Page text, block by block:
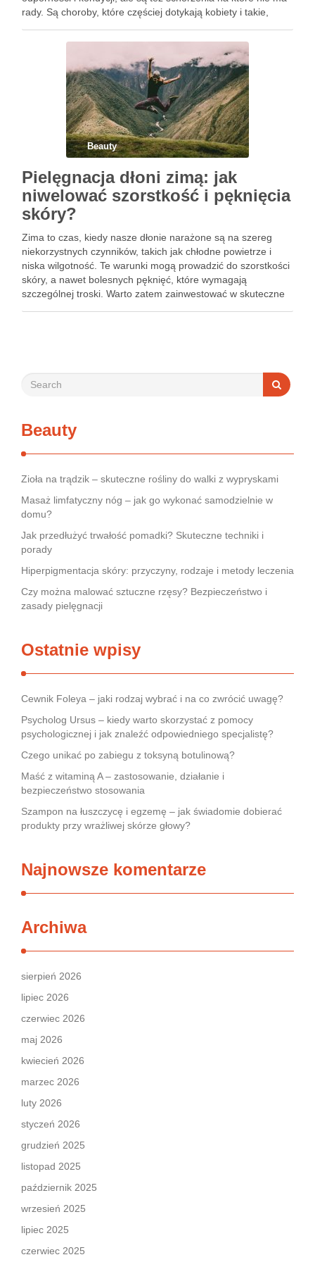
rady. Są choroby, które częściej dotykają kobiety i takie,
kobiet bardzo …
Beauty
Pielęgnacja dłoni zimą: jak
niwelować szorstkość i pęknięcia
skóry?
Zima to czas, kiedy nasze dłonie narażone są na szereg
niekorzystnych czynników, takich jak chłodne powietrze i
niska wilgotność. Te warunki mogą prowadzić do szorstkości
skóry, a nawet bolesnych pęknięć, które wymagają
szczególnej troski. Warto zatem zainwestować w skuteczne
Beauty
Zioła na trądzik – skuteczne rośliny do walki z wypryskami
Masaż limfatyczny nóg – jak go wykonać samodzielnie w
domu?
Jak przedłużyć trwałość pomadki? Skuteczne techniki i
porady
Hiperpigmentacja skóry: przyczyny, rodzaje i metody leczenia
Czy można malować sztuczne rzęsy? Bezpieczeństwo i
zasady pielęgnacji
Ostatnie wpisy
Cewnik Foleya – jaki rodzaj wybrać i na co zwrócić uwagę?
Psycholog Ursus – kiedy warto skorzystać z pomocy
psychologicznej i jak znaleźć odpowiedniego specjalistę?
Czego unikać po zabiegu z toksyną botulinową?
Maść z witaminą A – zastosowanie, działanie i
bezpieczeństwo stosowania
Szampon na łuszczycę i egzemę – jak świadomie dobierać
produkty przy wrażliwej skórze głowy?
Najnowsze komentarze
Archiwa
sierpień 2026
lipiec 2026
czerwiec 2026
maj 2026
kwiecień 2026
marzec 2026
luty 2026
styczeń 2026
grudzień 2025
listopad 2025
październik 2025
wrzesień 2025
lipiec 2025
czerwiec 2025